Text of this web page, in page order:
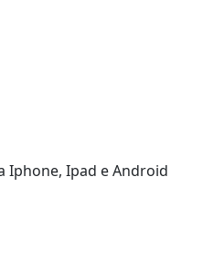
Iphone, Ipad e Android